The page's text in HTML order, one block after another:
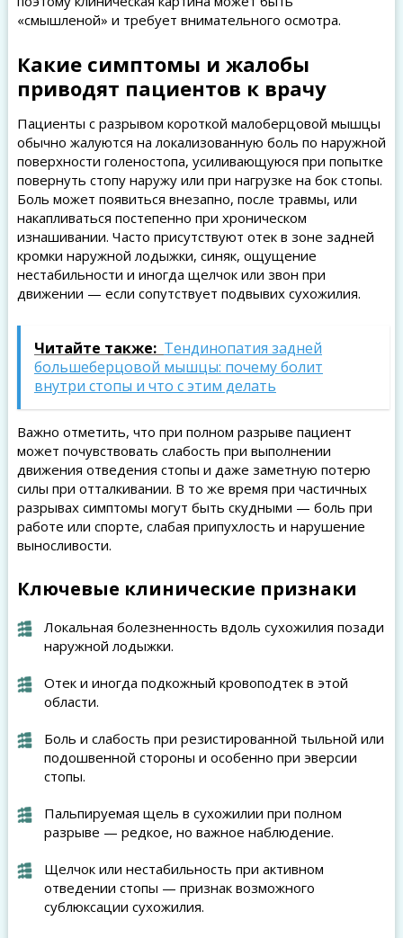
«смышленой» и требует внимательного осмотра.
Какие симптомы и жалобы
приводят пациентов к врачу
Пациенты с разрывом короткой малоберцовой мышцы
обычно жалуются на локализованную боль по наружной
поверхности голеностопа, усиливающуюся при попытке
повернуть стопу наружу или при нагрузке на бок стопы.
Боль может появиться внезапно, после травмы, или
накапливаться постепенно при хроническом
изнашивании. Часто присутствуют отек в зоне задней
кромки наружной лодыжки, синяк, ощущение
нестабильности и иногда щелчок или звон при
движении — если сопутствует подвывих сухожилия.
Читайте также: Тендинопатия задней
большеберцовой мышцы: почему болит
внутри стопы и что с этим делать
Важно отметить, что при полном разрыве пациент
может почувствовать слабость при выполнении
движения отведения стопы и даже заметную потерю
силы при отталкивании. В то же время при частичных
разрывах симптомы могут быть скудными — боль при
работе или спорте, слабая припухлость и нарушение
выносливости.
Ключевые клинические признаки
Локальная болезненность вдоль сухожилия позади
наружной лодыжки.
Отек и иногда подкожный кровоподтек в этой
области.
Боль и слабость при резистированной тыльной или
подошвенной стороны и особенно при эверсии
стопы.
Пальпируемая щель в сухожилии при полном
разрыве — редкое, но важное наблюдение.
Щелчок или нестабильность при активном
отведении стопы — признак возможного
сублюксации сухожилия.